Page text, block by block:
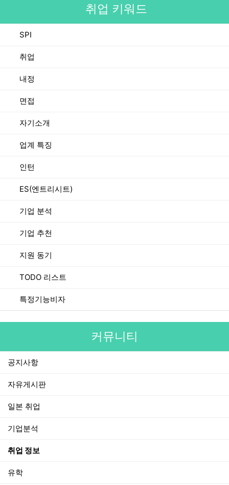
취업 키워드
SPI
취업
내정
면접
자기소개
업계 특징
인턴
ES(엔트리시트)
기업 분석
기업 추천
지원 동기
TODO 리스트
특정기능비자
커뮤니티
공지사항
자유게시판
일본 취업
기업분석
취업 정보
유학